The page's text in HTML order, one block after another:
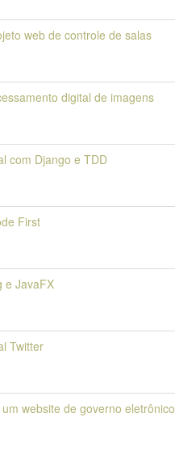
web de controle de salas
digital de imagens
com Django e TDD
First
e JavaFX
Twitter
website de governo eletrônico